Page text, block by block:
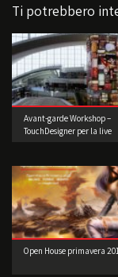
Ti potrebbero
Avant-garde Workshop –
TouchDesigner per la live
Open House primavera